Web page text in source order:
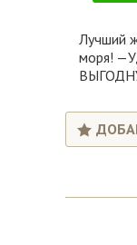
Лучший
моря!